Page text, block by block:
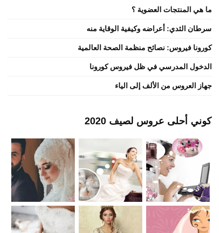
ما هي المنتجات العضوية ؟
سرطان الثدي: أعراضه وكيفية الوقاية منه
كورونا فيروس: نصائح منظمة الصحة العالمية
الدخول المدرسي في ظل فيروس كورونا
جهاز العروس من الألف إلى الياء
كوني أحلى عروس لصيف 2020